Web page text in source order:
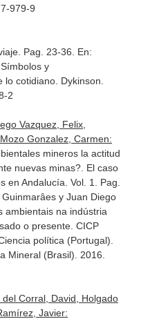
979-9
Pag. 23-36. En:
y
lo cotidiano. Dykinson.
2
Vazquez, Felix,
Gonzalez, Carmen:
mineros la actitud
nuevas minas?. El caso
en Andalucía. Vol. 1. Pag.
y Juan Diego
ambientais na indústria
o presente. CICP
política (Portugal).
Mineral (Brasil). 2016.
Corral, David, Holgado
Javier: